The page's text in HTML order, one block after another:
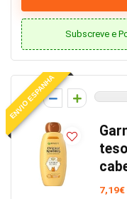
Subscreve e
ENVIO ESPANHA
0
7,19€